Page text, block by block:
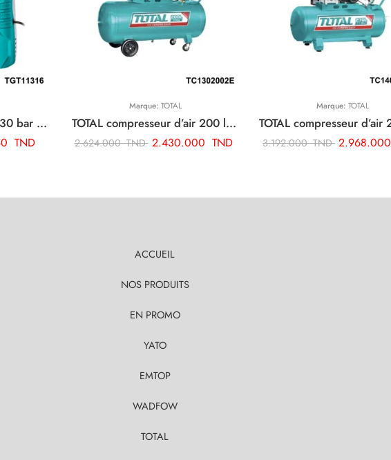
TOTAL Laveur 1400w 130 bar TGT11316
TND
Marque: TOTAL
TOTAL compresseur d’air 200 litre 220v monophase TC1302002E
2.624.000TND 2.430.000 TND
Marque: TOTAL
3.192.000TND 2.968.000
ACCUEIL
NOS PRODUITS
EN PROMO
YATO
EMTOP
WADFOW
TOTAL